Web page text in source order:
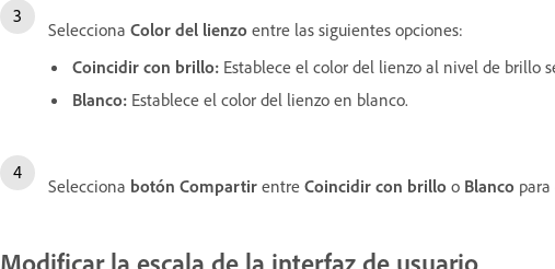
Selecciona Color del lienzo entre las siguientes opciones:
Coincidir con brillo: Establece el color del lienzo al nivel de brillo
Blanco: Establece el color del lienzo en blanco.
Selecciona botón Compartir entre Coincidir con brillo o Blanco